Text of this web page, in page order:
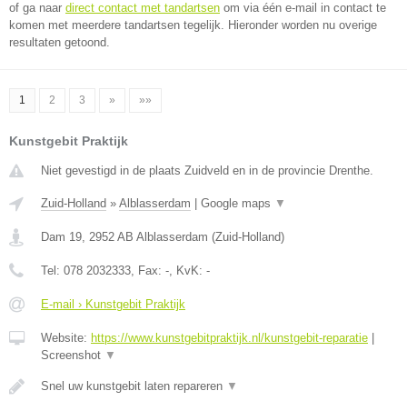
of ga naar direct contact met tandartsen om via één e-mail in contact te
komen met meerdere tandartsen tegelijk. Hieronder worden nu overige
resultaten getoond.
1 2 3 » »»
Kunstgebit Praktijk
Niet gevestigd in de plaats Zuidveld en in de provincie Drenthe.
Zuid-Holland » Alblasserdam Google maps ▼
Dam 19, 2952 AB Alblasserdam (Zuid-Holland)
Tel: 078 2032333, Fax: -, KvK: -
E-mail › Kunstgebit Praktijk
Website: https://www.kunstgebitpraktijk.nl/kunstgebit-reparatie
Screenshot ▼
Snel uw kunstgebit laten repareren ▼